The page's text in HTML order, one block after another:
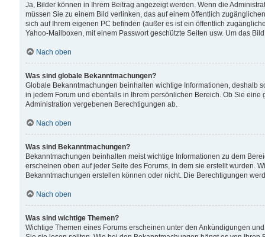
Ja, Bilder können in Ihrem Beitrag angezeigt werden. Wenn die
müssen Sie zu einem Bild verlinken, das auf einem öffentlich
sich auf Ihrem eigenen PC befinden (außer es ist ein öffentlich
Yahoo-Mailboxen, mit einem Passwort geschützte Seiten usw. Um das
Nach oben
Was sind globale Bekanntmachungen?
Globale Bekanntmachungen beinhalten wichtige Informationen, deshalb
in jedem Forum und ebenfalls in Ihrem persönlichen Bereich. Ob Sie
Administration vergebenen Berechtigungen ab.
Nach oben
Was sind Bekanntmachungen?
Bekanntmachungen beinhalten meist wichtige Informationen zu dem
erscheinen oben auf jeder Seite des Forums, in dem sie erstellt wurden.
Bekanntmachungen erstellen können oder nicht. Die Berechtigungen
Nach oben
Was sind wichtige Themen?
Wichtige Themen eines Forums erscheinen unter den Ankündigungen